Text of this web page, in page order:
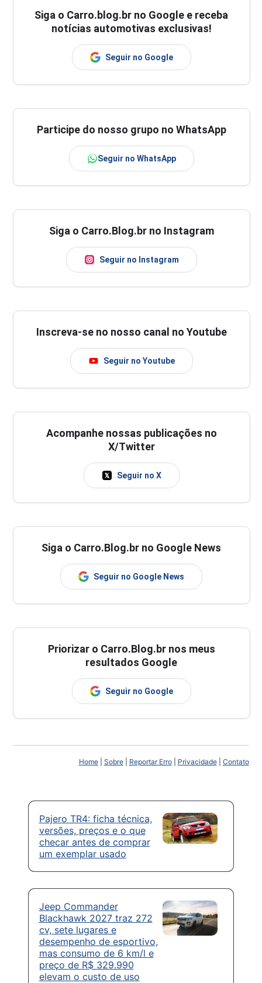
Siga o Carro.blog.br no Google e receba
notícias automotivas exclusivas!
Seguir no Google
Participe do nosso grupo no WhatsApp
Seguir no WhatsApp
Siga o Carro.Blog.br no Instagram
Seguir no Instagram
Inscreva-se no nosso canal no Youtube
Seguir no Youtube
Acompanhe nossas publicações no
X/Twitter
Seguir no X
Siga o Carro.Blog.br no Google News
Seguir no Google News
Priorizar o Carro.Blog.br nos meus
resultados Google
Seguir no Google
Home| Sobre| Reportar Erro| Privacidade| Contato
Pajero TR4: ficha técnica,
versões, preços e o que
checar antes de comprar
um exemplar usado
Jeep Commander
Blackhawk 2027 traz 272
cv, sete lugares e
desempenho de esportivo,
mas consumo de 6 km/l e
preço de R$ 329.990
elevam o custo de uso